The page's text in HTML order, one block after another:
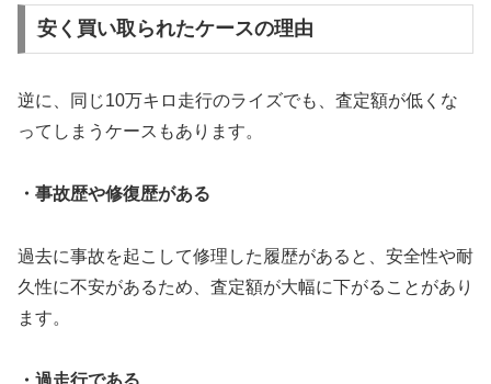
安く買い取られたケースの理由
逆に、同じ10万キロ走行のライズでも、査定額が低くな
ってしまうケースもあります。
・事故歴や修復歴がある
過去に事故を起こして修理した履歴があると、安全性や耐
久性に不安があるため、査定額が大幅に下がることがあり
ます。
・過走行である